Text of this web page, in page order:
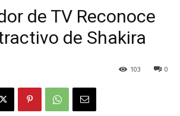
de TV Reconoce
de Shakira
0
103